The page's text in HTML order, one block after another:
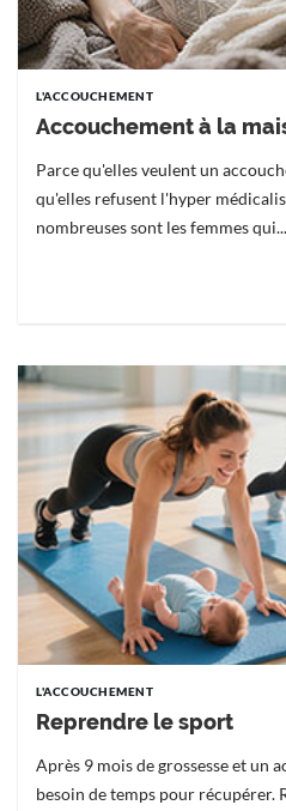
L'ACCOUCHEMENT
Accouchement à la
Parce qu'elles veulent un
qu'elles refusent l'hyper
nombreuses sont les femmes qui...
L'ACCOUCHEMENT
Reprendre le sport
Après 9 mois de grossesse et un
besoin de temps pour récupérer.